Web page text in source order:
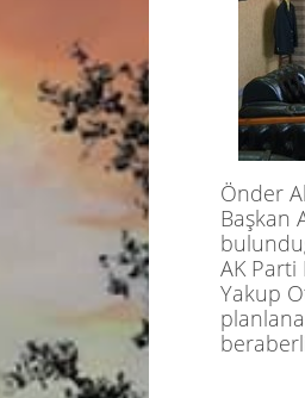
Önder
Başkan
AK
Yakup